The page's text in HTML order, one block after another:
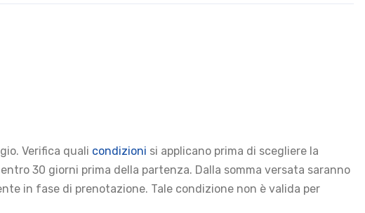
Verifica quali condizioni si applicano prima di scegliere la
30 giorni prima della partenza. Dalla somma versata saranno
in fase di prenotazione. Tale condizione non è valida per